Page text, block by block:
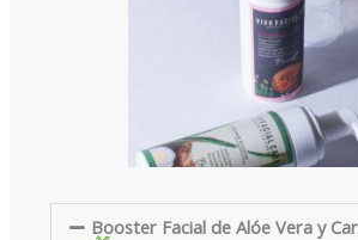
Booster Facial de Alóe Vera y